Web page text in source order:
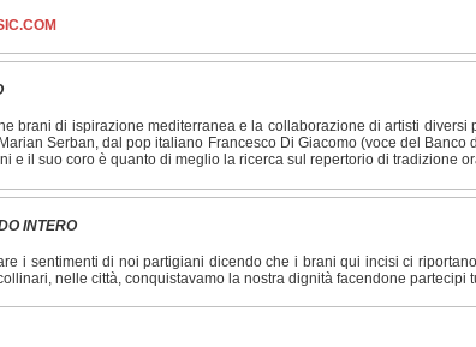
brani di ispirazione mediterranea e la collaborazione di artisti
Serban, dal pop italiano Francesco Di Giacomo (voce del
e il suo coro è quanto di meglio la ricerca sul repertorio di tradizione
INTERO
i sentimenti di noi partigiani dicendo che i brani qui incisi ci
nelle città, conquistavamo la nostra dignità facendone partecipi